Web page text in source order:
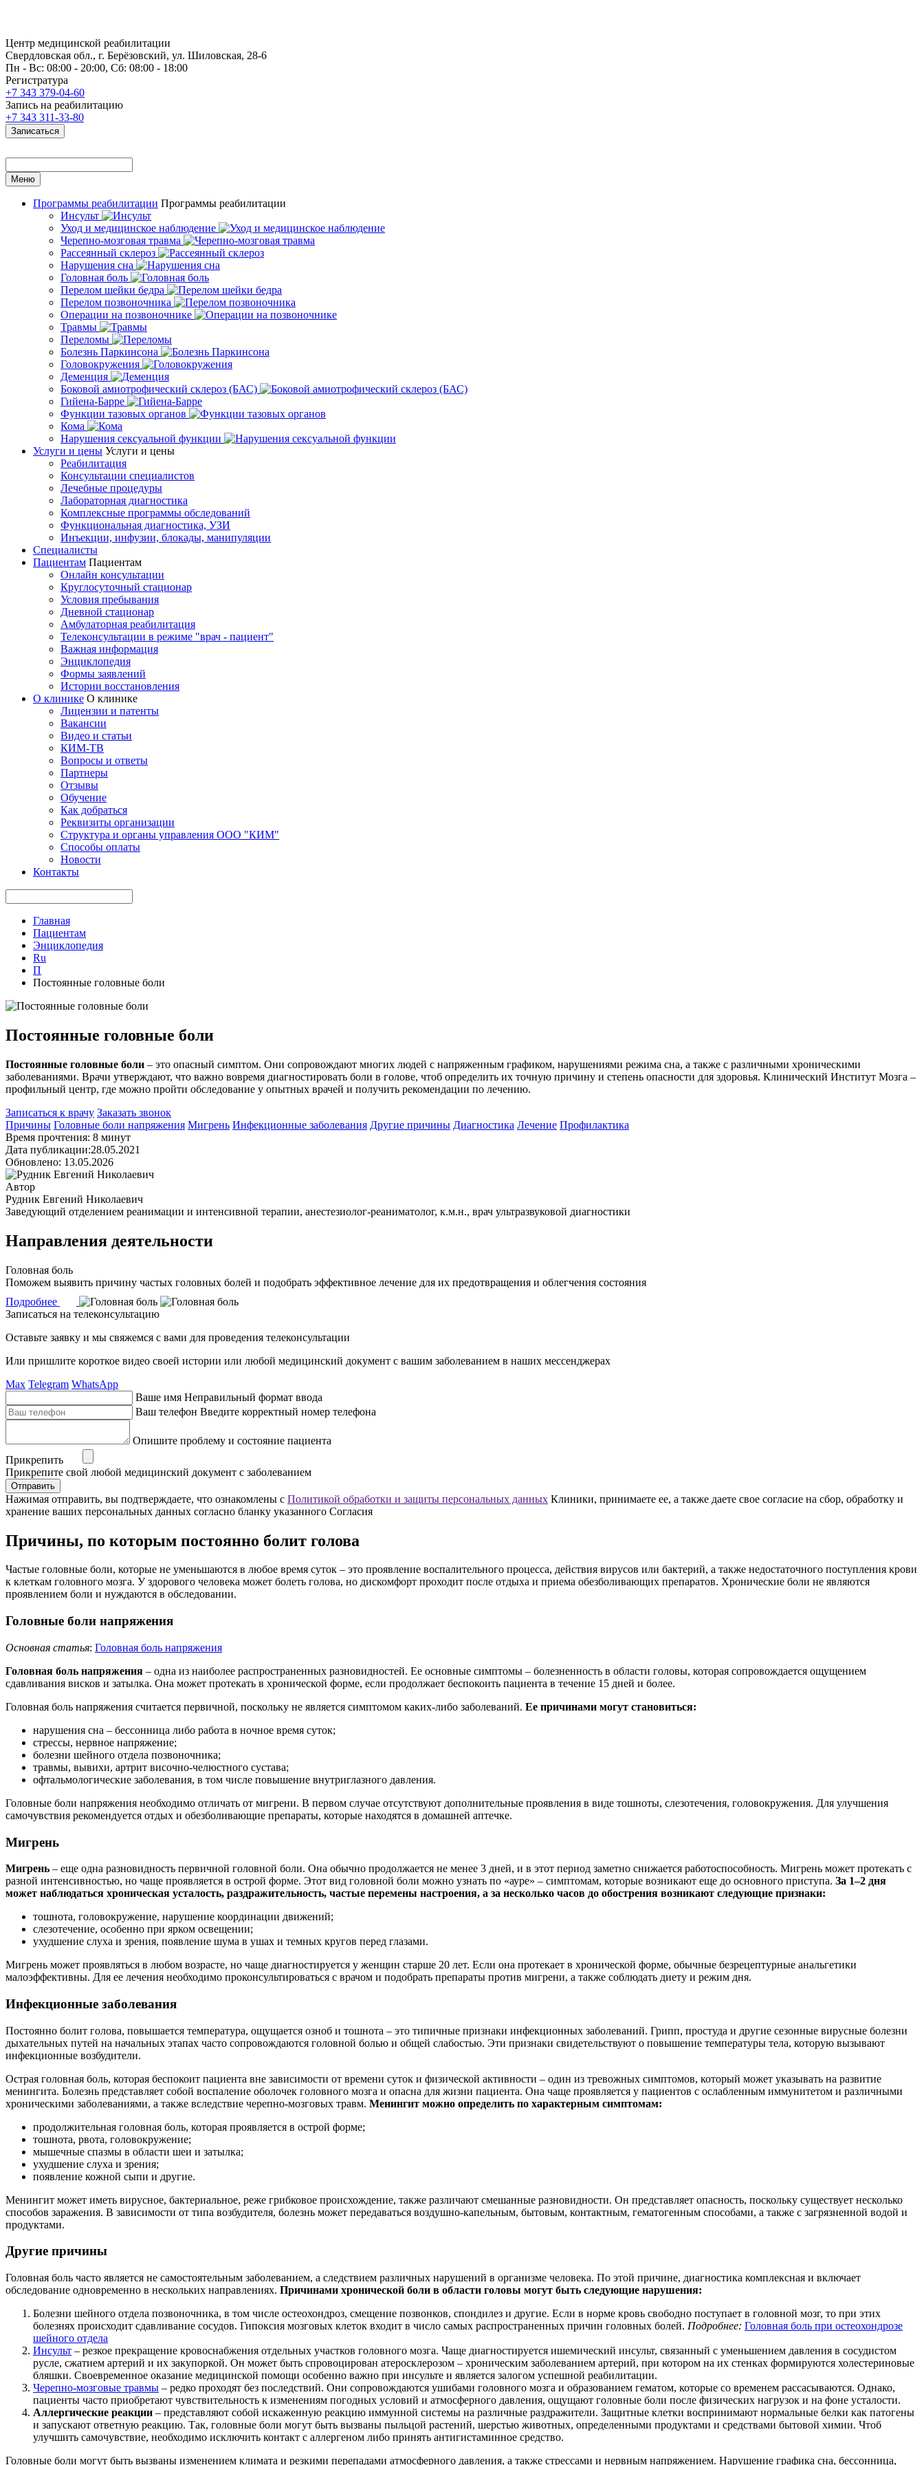
Центр медицинской реабилитации
Свердловская обл., г. Берёзовский, ул. Шиловская, 28-6
Пн - Вс: 08:00 - 20:00, Сб: 08:00 - 18:00
Регистратура
+7 343 379-04-60
Запись на реабилитацию
+7 343 311-33-80
Записаться
Меню
Программы реабилитации Программы реабилитации
Инсульт
Уход и медицинское наблюдение
Черепно-мозговая травма
Рассеянный склероз
Нарушения сна
Головная боль
Перелом шейки бедра
Перелом позвоночника
Операции на позвоночнике
Травмы
Переломы
Болезнь Паркинсона
Головокружения
Деменция
Боковой амиотрофический склероз (БАС)
Гийена-Барре
Функции тазовых органов
Кома
Нарушения сексуальной функции
Услуги и цены Услуги и цены
Реабилитация
Консультации специалистов
Лечебные процедуры
Лабораторная диагностика
Комплексные программы обследований
Функциональная диагностика, УЗИ
Инъекции, инфузии, блокады, манипуляции
Специалисты
Пациентам Пациентам
Онлайн консультации
Круглосуточный стационар
Условия пребывания
Дневной стационар
Амбулаторная реабилитация
Телеконсультации в режиме "врач - пациент"
Важная информация
Энциклопедия
Формы заявлений
Истории восстановления
О клинике О клинике
Лицензии и патенты
Вакансии
Видео и статьи
КИМ-ТВ
Вопросы и ответы
Партнеры
Отзывы
Обучение
Как добраться
Реквизиты организации
Структура и органы управления ООО "КИМ"
Способы оплаты
Новости
Контакты
Главная
Пациентам
Энциклопедия
Ru
П
Постоянные головные боли
Постоянные головные боли
Постоянные головные боли – это опасный симптом. Они сопровождают многих людей с напряженным графиком, нарушениями режима сна, а также с различными хроническими
заболеваниями. Врачи утверждают, что важно вовремя диагностировать боли в голове, чтоб определить их точную причину и степень опасности для здоровья. Клинический Институт Мозга –
профильный центр, где можно пройти обследование у опытных врачей и получить рекомендации по лечению.
Записаться к врачу Заказать звонок
Причины Головные боли напряжения Мигрень Инфекционные заболевания Другие причины Диагностика Лечение Профилактика
Время прочтения: 8 минут
Дата публикации:28.05.2021
Обновлено: 13.05.2026
Автор
Рудник Евгений Николаевич
Заведующий отделением реанимации и интенсивной терапии, анестезиолог-реаниматолог, к.м.н., врач ультразвуковой диагностики
Направления деятельности
Головная боль
Поможем выявить причину частых головных болей и подобрать эффективное лечение для их предотвращения и облегчения состояния
Подробнее
Записаться на телеконсультацию
Оставьте заявку и мы свяжемся с вами для проведения телеконсультации
Или пришлите короткое видео своей истории или любой медицинский документ с вашим заболеванием в наших мессенджерах
Max Telegram WhatsApp
Ваше имя Неправильный формат ввода
Ваш телефон Введите корректный номер телефона
Опишите проблему и состояние пациента
Прикрепить
Прикрепите свой любой медицинский документ с заболеванием
Отправить
Нажимая отправить, вы подтверждаете, что ознакомлены с Политикой обработки и защиты персональных данных Клиники, принимаете ее, а также даете свое согласие на сбор, обработку и
хранение ваших персональных данных согласно бланку указанного Согласия
Причины, по которым постоянно болит голова
Частые головные боли, которые не уменьшаются в любое время суток – это проявление воспалительного процесса, действия вирусов или бактерий, а также недостаточного поступления крови
к клеткам головного мозга. У здорового человека может болеть голова, но дискомфорт проходит после отдыха и приема обезболивающих препаратов. Хронические боли не являются
проявлением боли и нуждаются в обследовании.
Головные боли напряжения
Основная статья: Головная боль напряжения
Головная боль напряжения – одна из наиболее распространенных разновидностей. Ее основные симптомы – болезненность в области головы, которая сопровождается ощущением
сдавливания висков и затылка. Она может протекать в хронической форме, если продолжает беспокоить пациента в течение 15 дней и более.
Головная боль напряжения считается первичной, поскольку не является симптомом каких-либо заболеваний. Ее причинами могут становиться:
нарушения сна – бессонница либо работа в ночное время суток;
стрессы, нервное напряжение;
болезни шейного отдела позвоночника;
травмы, вывихи, артрит височно-челюстного сустава;
офтальмологические заболевания, в том числе повышение внутриглазного давления.
Головные боли напряжения необходимо отличать от мигрени. В первом случае отсутствуют дополнительные проявления в виде тошноты, слезотечения, головокружения. Для улучшения
самочувствия рекомендуется отдых и обезболивающие препараты, которые находятся в домашней аптечке.
Мигрень
Мигрень – еще одна разновидность первичной головной боли. Она обычно продолжается не менее 3 дней, и в этот период заметно снижается работоспособность. Мигрень может протекать с
разной интенсивностью, но чаще проявляется в острой форме. Этот вид головной боли можно узнать по «ауре» – симптомам, которые возникают еще до основного приступа. За 1–2 дня
может наблюдаться хроническая усталость, раздражительность, частые перемены настроения, а за несколько часов до обострения возникают следующие признаки:
тошнота, головокружение, нарушение координации движений;
слезотечение, особенно при ярком освещении;
ухудшение слуха и зрения, появление шума в ушах и темных кругов перед глазами.
Мигрень может проявляться в любом возрасте, но чаще диагностируется у женщин старше 20 лет. Если она протекает в хронической форме, обычные безрецептурные анальгетики
малоэффективны. Для ее лечения необходимо проконсультироваться с врачом и подобрать препараты против мигрени, а также соблюдать диету и режим дня.
Инфекционные заболевания
Постоянно болит голова, повышается температура, ощущается озноб и тошнота – это типичные признаки инфекционных заболеваний. Грипп, простуда и другие сезонные вирусные болезни
дыхательных путей на начальных этапах часто сопровождаются головной болью и общей слабостью. Эти признаки свидетельствуют о повышение температуры тела, которую вызывают
инфекционные возбудители.
Острая головная боль, которая беспокоит пациента вне зависимости от времени суток и физической активности – один из тревожных симптомов, который может указывать на развитие
менингита. Болезнь представляет собой воспаление оболочек головного мозга и опасна для жизни пациента. Она чаще проявляется у пациентов с ослабленным иммунитетом и различными
хроническими заболеваниями, а также вследствие черепно-мозговых травм. Менингит можно определить по характерным симптомам:
продолжительная головная боль, которая проявляется в острой форме;
тошнота, рвота, головокружение;
мышечные спазмы в области шеи и затылка;
ухудшение слуха и зрения;
появление кожной сыпи и другие.
Менингит может иметь вирусное, бактериальное, реже грибковое происхождение, также различают смешанные разновидности. Он представляет опасность, поскольку существует несколько
способов заражения. В зависимости от типа возбудителя, болезнь может передаваться воздушно-капельным, бытовым, контактным, гематогенным способами, а также с загрязненной водой и
продуктами.
Другие причины
Головная боль часто является не самостоятельным заболеванием, а следствием различных нарушений в организме человека. По этой причине, диагностика комплексная и включает
обследование одновременно в нескольких направлениях. Причинами хронической боли в области головы могут быть следующие нарушения:
Болезни шейного отдела позвоночника, в том числе остеохондроз, смещение позвонков, спондилез и другие. Если в норме кровь свободно поступает в головной мозг, то при этих
болезнях происходит сдавливание сосудов. Гипоксия мозговых клеток входит в число самых распространенных причин головных болей. Подробнее: Головная боль при остеохондрозе
шейного отдела
Инсульт – резкое прекращение кровоснабжения отдельных участков головного мозга. Чаще диагностируется ишемический инсульт, связанный с уменьшением давления в сосудистом
русле, сжатием артерий и их закупоркой. Он может быть спровоцирован атеросклерозом – хроническим заболеванием артерий, при котором на их стенках формируются холестериновые
бляшки. Своевременное оказание медицинской помощи особенно важно при инсульте и является залогом успешной реабилитации.
Черепно-мозговые травмы – редко проходят без последствий. Они сопровождаются ушибами головного мозга и образованием гематом, которые со временем рассасываются. Однако,
пациенты часто приобретают чувствительность к изменениям погодных условий и атмосферного давления, ощущают головные боли после физических нагрузок и на фоне усталости.
Аллергические реакции – представляют собой искаженную реакцию иммунной системы на различные раздражители. Защитные клетки воспринимают нормальные белки как патогены
и запускают ответную реакцию. Так, головные боли могут быть вызваны пыльцой растений, шерстью животных, определенными продуктами и средствами бытовой химии. Чтоб
улучшить самочувствие, необходимо исключить контакт с аллергеном либо принять антигистаминное средство.
Головные боли могут быть вызваны изменением климата и резкими перепадами атмосферного давления, а также стрессами и нервным напряжением. Нарушение графика сна, бессонница,